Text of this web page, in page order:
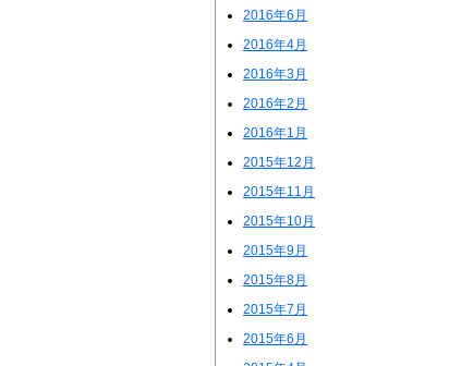
2016年6月
2016年4月
2016年3月
2016年2月
2016年1月
2015年12月
2015年11月
2015年10月
2015年9月
2015年8月
2015年7月
2015年6月